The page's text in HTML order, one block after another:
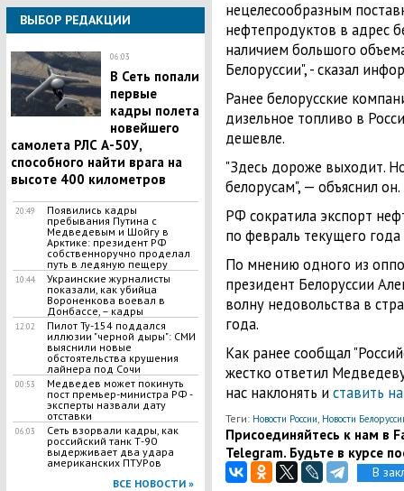
ВЫБОР РЕДАКЦИИ
06:03
В Сеть попали
первые
кадры полета
новейшего
самолета РЛС А-50У,
способного найти врага на
высоте 400 километров
20:49
​Появились кадры
пребывания Путина с
Медведевым и Шойгу в
Арктике: президент РФ
собственноручно проделал
путь в ледяную пещеру
10:44
Украинские журналисты
показали, как убийца
Вороненкова воевал в
Донбассе, – кадры
12:02
Пилот Ту-154 поддался
иллюзии "черной дыры": СМИ
выяснили новые
обстоятельства крушения
лайнера под Сочи
00:53
Медведев может покинуть
пост премьер-министра РФ -
эксперты назвали дату
отставки
06:03
Сеть взорвали кадры, как
российский танк Т-90
выдерживает два удара
американских ПТУРов
ВСЕ НОВОСТИ »
нецелесообразным
нефтепродуктов в адрес
наличием большого
Белоруссии", - сказал
Ранее белорусские
дизельное топливо в
дешевле.
"Здесь дороже выходит.
белорусам", — объяснил он.
РФ сократила экспорт
по февраль текущего
По мнению одного из
президент Белоруссии
волну недовольства в
года.
Как ранее сообщал
жестко ответил
нас наклонять и ставить
Теги: Новости России, Новости
Присоединяйтесь к нам в
Telegram. Будьте в курсе
В